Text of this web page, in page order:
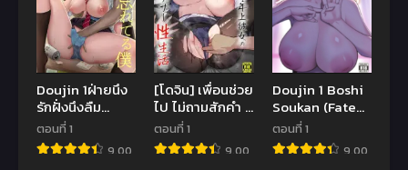
Doujin 1ฝ่ายนึง
รักฝั่งนึงลืม
[Darunekohanten]
Osananajimi o
wasure teru
ตอนที่ 1
9.00
[โดจิน] เพื่อนช่วย
ไป ไม่ถามสักคำ 1
| [Azarashi no
Otoshimono
(Marumai)]
ตอนที่ 1
9.00
Doujin 1 Boshi
Soukan (Fate
Grand Order)
ตอนที่ 1
9.00